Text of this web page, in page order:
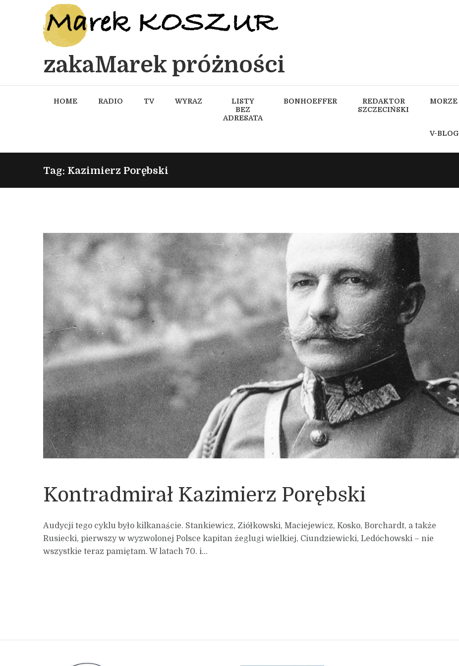
zakaMarek próżności
HOME RADIO TV WYRAZ
LISTY
BEZ
ADRESATA
BONHOEFFER
REDAKTOR
SZCZECIŃSKI
MORZE
V-BLOG
Tag: Kazimierz Porębski
Kontradmirał Kazimierz Porębski
Audycji tego cyklu było kilkanaście. Stankiewicz, Ziółkowski, Maciejewicz, Kosko, Borchardt, a także
Rusiecki, pierwszy w wyzwolonej Polsce kapitan żeglugi wielkiej, Ciundziewicki, Ledóchowski – nie
wszystkie teraz pamiętam. W latach 70. i...